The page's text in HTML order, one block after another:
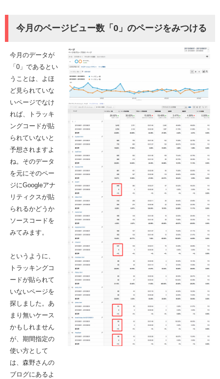
今月のページビュー数「0」のページをみつける
今月のデータが
「0」であるとい
うことは、よほ
ど見られていな
いページでなけ
れば、トラッキ
ングコードが貼
られていないと
予想されますよ
ね。そのデータ
を元にそのペー
ジにGoogleアナ
リティクスが貼
られるかどうか
ソースコードを
みてみます。
というように、
トラッキングコ
ードが貼られて
いないページを
探しました。あ
まり無いケース
かもしれません
が、期間指定の
使い方として
は、森野さんの
ブログにあるよ